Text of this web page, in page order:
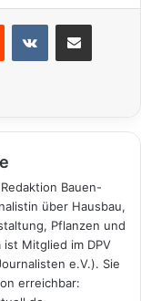
Bauen-
über Hausbau,
Pflanzen und
Mitglied im DPV
e.V.). Sie
erreichbar: